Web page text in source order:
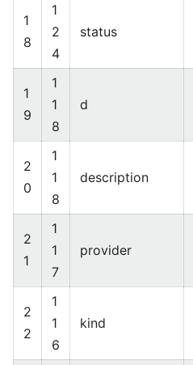
1
8
1
2
4
status
1
9
1
1
8
d
2
0
1
1
8
description
2
1
1
1
7
provider
2
2
1
1
6
kind